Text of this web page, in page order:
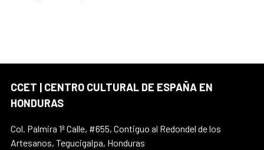
CCET | CENTRO CULTURAL DE ESPAÑA EN
HONDURAS
Col. Palmira 1ª Calle, #655, Contiguo al Redondel de los
Artesanos, Tegucigalpa, Honduras